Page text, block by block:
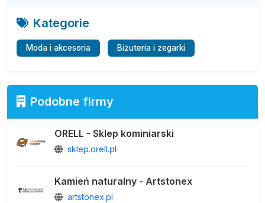
Kategorie
Moda i akcesoria Biżuteria i zegarki
Podobne firmy
ORELL - Sklep kominiarski
sklep.orell.pl
Kamień naturalny - Artstonex
artstonex.pl